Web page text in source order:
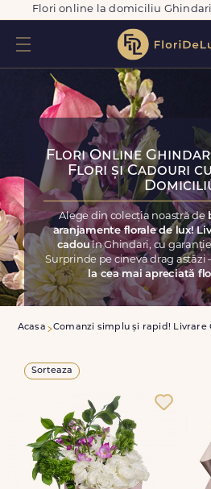
Flori online la domiciliu
Flori Online
Flori și Cadouri
Alege din colecția noastră de
aranjamente florale de lux!
cadouîn Ghindari, cu
Surprinde pe cineva drag astăzi
la cea mai apreciată
Acasa Comanzi simplu și rapid! Livrare
Sorteaza